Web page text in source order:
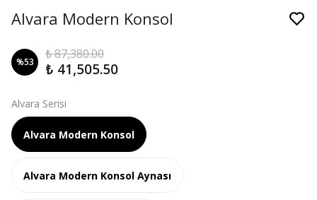
Alvara Modern Konsol
%53
₺ 87,380.00
₺ 41,505.50
Alvara Serisi
Alvara Modern Konsol
Alvara Modern Konsol Aynası